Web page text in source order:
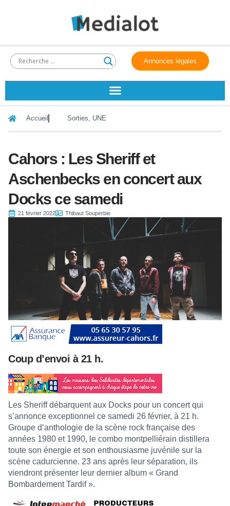
Annonces légales
Accueil Sorties, UNE
Cahors : Les Sheriff et
Aschenbecks en concert aux
Docks ce samedi
21 février 2022 Thibaut Souperbie
Coup d’envoi à 21 h.
Les Sheriff débarquent aux Docks pour un concert qui
s’annonce exceptionnel ce samedi 26 février, à 21 h.
Groupe d’anthologie de la scène rock française des
années 1980 et 1990, le combo montpelliérain distillera
toute son énergie et son enthousiasme juvénile sur la
scène cadurcienne. 23 ans après leur séparation, ils
viendront présenter leur dernier album « Grand
Bombardement Tardif ».